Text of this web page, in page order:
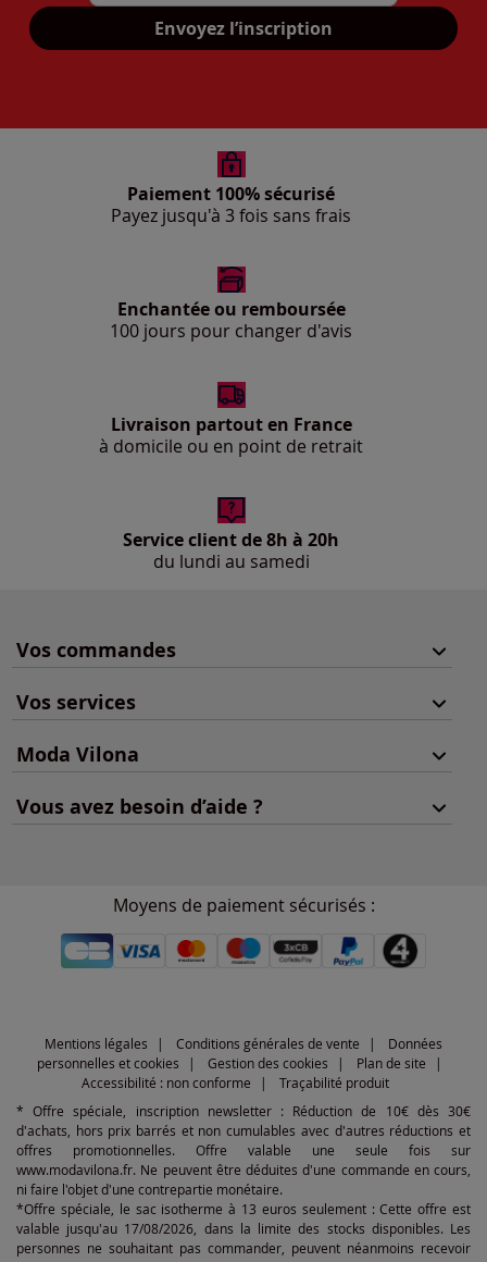
Mon adresse mail
Envoyez l’inscription
Paiement 100% sécurisé
Payez jusqu'à 3 fois sans frais
Enchantée ou remboursée
100 jours pour changer d'avis
Livraison partout en France
à domicile ou en point de retrait
Service client de 8h à 20h
du lundi au samedi
Vos commandes
Vos services
Moda Vilona
Vous avez besoin d’aide ?
Moyens de paiement sécurisés :
Mentions légales Conditions générales de vente
Données
personnelles et cookies
Gestion des cookies
Plan de site
Accessibilité : non conforme
Traçabilité produit
* Offre spéciale, inscription newsletter : Réduction de 10€ dès 30€
d'achats, hors prix barrés et non cumulables avec d'autres réductions et
offres promotionnelles. Offre valable une seule fois sur
www.modavilona.fr. Ne peuvent être déduites d'une commande en cours,
ni faire l'objet d'une contrepartie monétaire.
*Offre spéciale, le sac isotherme à 13 euros seulement : Cette offre est
valable jusqu'au 17/08/2026, dans la limite des stocks disponibles. Les
personnes ne souhaitant pas commander, peuvent néanmoins recevoir